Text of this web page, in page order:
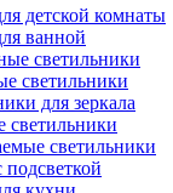
детской комнаты
ванной
светильники
светильники
для зеркала
светильники
светильники
подсветкой